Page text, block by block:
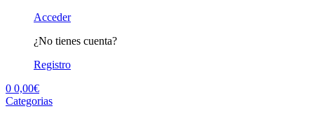
Acceder
¿No tienes cuenta?
Registro
0 0,00€
Categorias